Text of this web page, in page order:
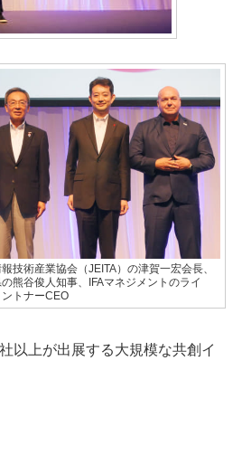
技術産業協会（JEITA）の津賀一宏会長、
熊谷俊人知事、IFAマネジメントのライ
トナーCEO
以上が出展する大規模な共創イ